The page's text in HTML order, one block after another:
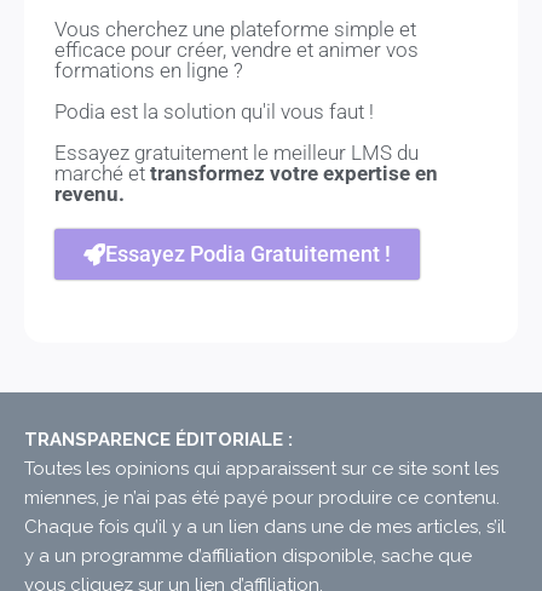
Vous cherchez une plateforme simple et
efficace pour créer, vendre et animer vos
formations en ligne ?
Podia est la solution qu'il vous faut !
Essayez gratuitement le meilleur LMS du
marché ettransformez votre expertise en
revenu.
Essayez Podia Gratuitement !
TRANSPARENCE ÉDITORIALE :
Toutes les opinions qui apparaissent sur ce site sont les
miennes, je n’ai pas été payé pour produire ce contenu.
Chaque fois qu’il y a un lien dans une de mes articles, s’il
y a un programme d’affiliation disponible, sache que
vous cliquez sur un lien d’affiliation.